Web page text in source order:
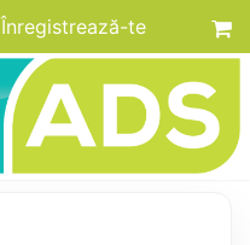
Înregistrează-te